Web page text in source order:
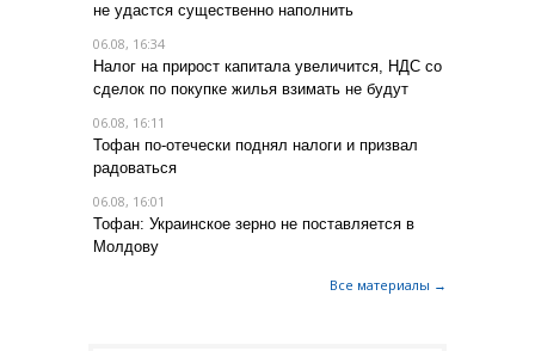
не удастся существенно наполнить
06.08, 16:34
Налог на прирост капитала увеличится, НДС со
сделок по покупке жилья взимать не будут
06.08, 16:11
Тофан по-отечески поднял налоги и призвал
радоваться
06.08, 16:01
Тофан: Украинское зерно не поставляется в
Молдову
Все материалы →